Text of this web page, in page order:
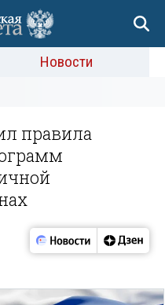
Новости
правила